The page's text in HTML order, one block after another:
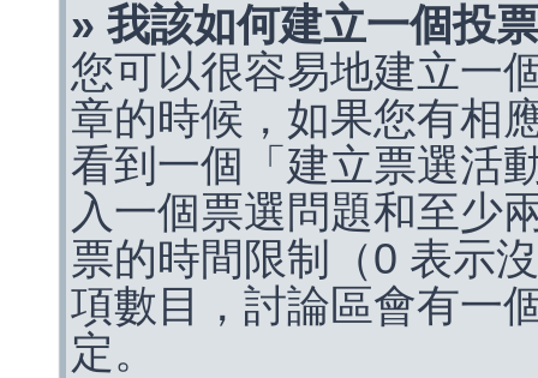
» 我該如何建立一個投
您可以很容易地建立一
章的時候，如果您有相
看到一個「建立票選活
入一個票選問題和至少
票的時間限制（0 表示
項數目，討論區會有一
定。